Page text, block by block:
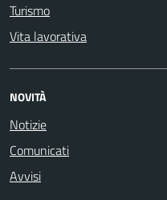
Turismo
Vita lavorativa
NOVITÀ
Notizie
Comunicati
Avvisi